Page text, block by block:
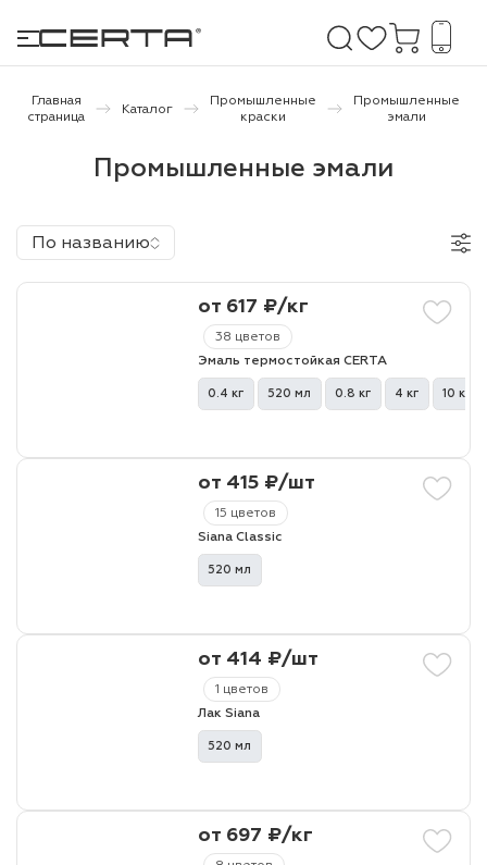
покрытия
Главная
страница
Каталог
Промышленные
краски
Промышленные
эмали
Промышленные эмали
По названию
38 цветов
от 617 ₽/кг
Эмаль термостойкая CERTA
0.4 кг 520 мл 0.8 кг 4 кг 10 кг
15 цветов
от 415 ₽/шт
Siana Classic
520 мл
1 цветов
от 414 ₽/шт
Лак Siana
520 мл
от 697 ₽/кг